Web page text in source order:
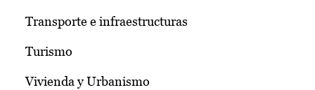
Transporte e infraestructuras
Turismo
Vivienda y Urbanismo